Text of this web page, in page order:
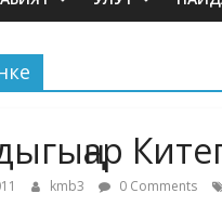
kmb3 0 Comments